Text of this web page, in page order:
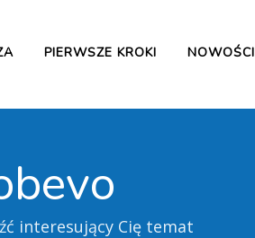
PIERWSZE KROKI NOWOŚCI
interesujący Cię temat